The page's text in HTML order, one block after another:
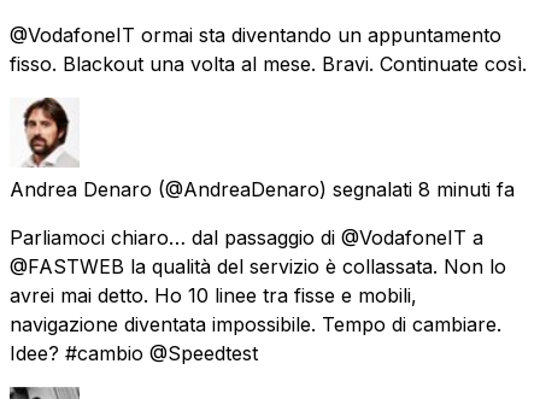
@VodafoneIT ormai sta diventando un appuntamento
fisso. Blackout una volta al mese. Bravi. Continuate così.
Andrea Denaro (@AndreaDenaro) segnalati 8 minuti fa
Parliamoci chiaro… dal passaggio di @VodafoneIT a
@FASTWEB la qualità del servizio è collassata. Non lo
avrei mai detto. Ho 10 linee tra fisse e mobili,
navigazione diventata impossibile. Tempo di cambiare.
Idee? #cambio @Speedtest